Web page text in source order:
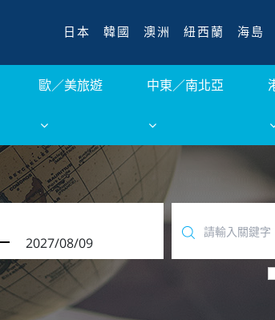
日本 韓國 澳洲 紐西蘭 海島
歐／美旅遊 中東／南北亞